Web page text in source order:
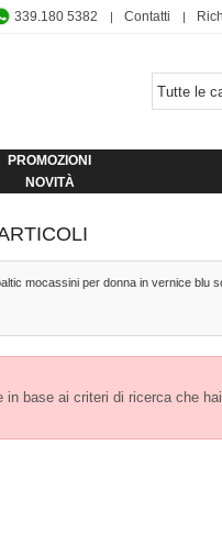
339.180 5382 Contatti
PROMOZIONI
NOVITÀ
mocassini per donna in vernice blu
in base ai criteri di ricerca che